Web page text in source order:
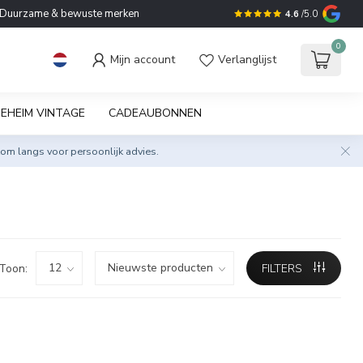
Duurzame & bewuste merken 4.6 /5.0
Mijn account Verlanglijst
0
VINTAGE CADEAUBONNEN
langs voor persoonlijk advies.
Toon: FILTERS